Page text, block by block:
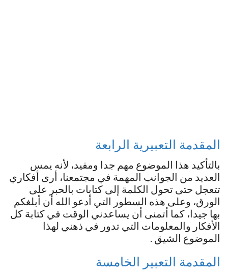
المقدمة التعبيرية الرابعة
بالتأكيد هذا الموضوع مهم جدا ومفيد، لأنه يمس
العديد من الجوانب المهمة في مجتمعنا، أرى أفكاري
تتعجل حتى تحول الكلمة إلى كتابات بالحبر على
الورق، وعلى هذه السطور التي أدعو الله أن أبلغكم
بها جيدا، كما أتمنى أن يساعدني الوقت في كتابة كل
الأفكار والمعلومات التي تدور في ذهني لهذا
الموضوع الشيق .
المقدمة التعبير الخامسة